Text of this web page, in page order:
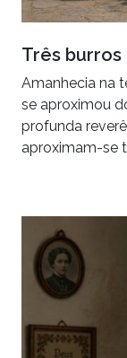
Três
Amanhecia na
se aproximou
profunda
aproximam-se